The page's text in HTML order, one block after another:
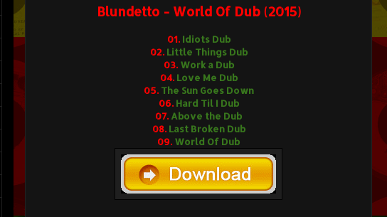
Blundetto - World Of Dub (2015)
01.Idiots Dub
02. Little Things Dub
03. Work a Dub
04. Love Me Dub
05. The Sun Goes Down
06. Hard Til I Dub
07. Above the Dub
08. Last Broken Dub
09. World Of Dub